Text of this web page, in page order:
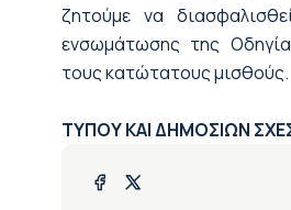
ζητούμε να
ενσωμάτωσης της
τους κατώτατους μισθούς.
ΤΥΠΟΥ ΚΑΙ ΔΗΜΟΣΙΩΝ